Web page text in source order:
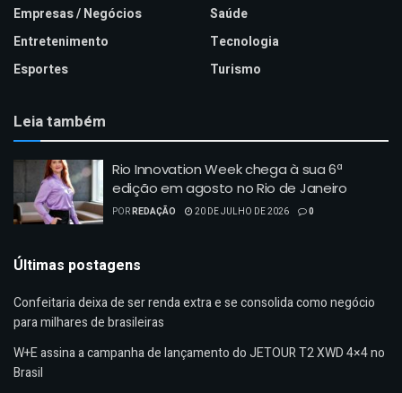
Empresas / Negócios
Entretenimento
Esportes
Saúde
Tecnologia
Turismo
Leia também
Rio Innovation Week chega à sua 6ª
edição em agosto no Rio de Janeiro
PORREDAÇÃO 20 DE JULHO DE 2026 0
Últimas postagens
Confeitaria deixa de ser renda extra e se consolida como negócio
para milhares de brasileiras
W+E assina a campanha de lançamento do JETOUR T2 XWD 4×4 no
Brasil